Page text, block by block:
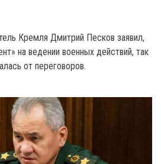
Кремля Дмитрий Песков заявил,
на ведении военных действий, так
от переговоров.